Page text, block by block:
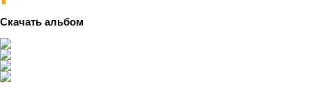
Скачать альбом